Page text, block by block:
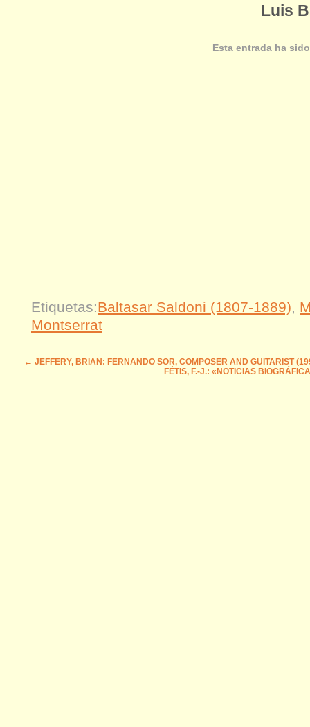
Luis
Esta entrada ha
Etiquetas:Baltasar Saldoni (1807-1889),
Montserrat
← JEFFERY, BRIAN: FERNANDO SOR, COMPOSER AND GUITARIST
FÉTIS, F.-J.: «NOTICIAS